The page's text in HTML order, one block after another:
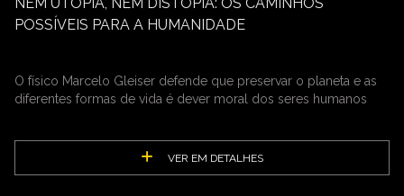
POSSÍVEIS PARA A HUMANIDADE
O físico Marcelo Gleiser defende que preservar o planeta e as
diferentes formas de vida é dever moral dos seres humanos
VER EM DETALHES